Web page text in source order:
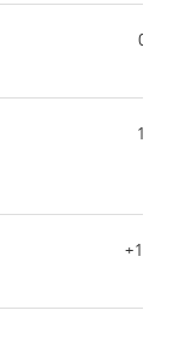
0 … 6
1 — 5
+1 …